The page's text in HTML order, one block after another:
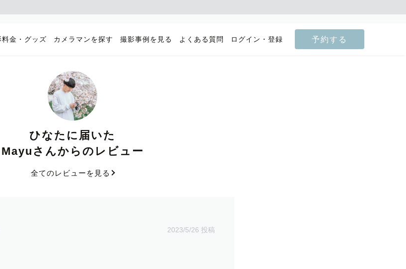
料金・グッズ カメラマンを探す 撮影事例を見る よくある質問 ログイン・登録 予約する
ひなたに届いた
Mayuさんからのレビュー
全てのレビューを見る
2023/5/26 投稿